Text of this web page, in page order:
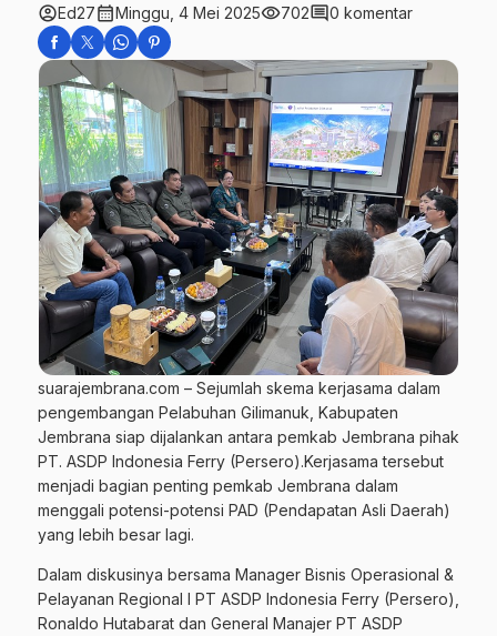
account_circleEd27calendar_monthMinggu, 4 Mei 2025visibility702comment0 komentar
suarajembrana.com – Sejumlah skema kerjasama dalam
pengembangan Pelabuhan Gilimanuk, Kabupaten
Jembrana siap dijalankan antara pemkab Jembrana pihak
PT. ASDP Indonesia Ferry (Persero).Kerjasama tersebut
menjadi bagian penting pemkab Jembrana dalam
menggali potensi-potensi PAD (Pendapatan Asli Daerah)
yang lebih besar lagi.
Dalam diskusinya bersama Manager Bisnis Operasional &
Pelayanan Regional I PT ASDP Indonesia Ferry (Persero),
Ronaldo Hutabarat dan General Manajer PT ASDP